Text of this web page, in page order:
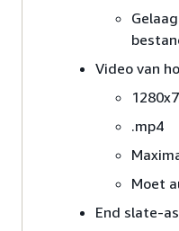
Video van
.mp4
Moet
End slate-